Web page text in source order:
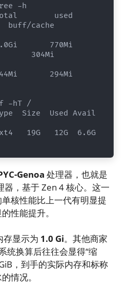
-h
buff/cache
770Mi
304Mi
294Mi
-hT /
Size  Used Avail
19G   12G  6.6G
Genoa 处理器，也就是
器，基于 Zen 4 核心。这一
核性能比上一代有明显提
性能提升。
存显示为 1.0 Gi。其他商家
统换算后往往会显得“缩
，到手的实际内存和标称
情况。